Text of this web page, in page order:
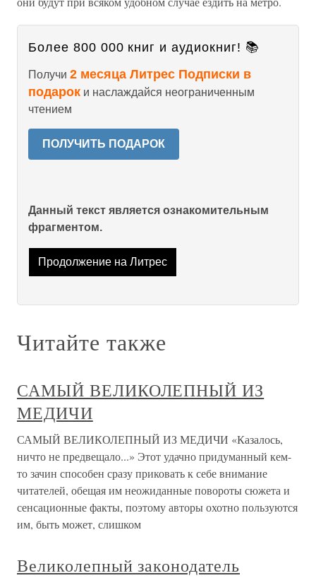
Более 800 000 книг и аудиокниг! 📚
Получи 2 месяца Литрес Подписки в
подарок и наслаждайся неограниченным
чтением
ПОЛУЧИТЬ ПОДАРОК
Данный текст является ознакомительным
фрагментом.
Продолжение на Литрес
Читайте также
САМЫЙ ВЕЛИКОЛЕПНЫЙ ИЗ
МЕДИЧИ
САМЫЙ ВЕЛИКОЛЕПНЫЙ ИЗ МЕДИЧИ «Казалось,
ничто не предвещало...» Этот удачно придуманный кем-
то зачин способен сразу приковать к себе внимание
читателей, обещая им неожиданные повороты сюжета и
сенсационные факты, поэтому авторы охотно пользуются
им, быть может, слишком
Великолепный законодатель